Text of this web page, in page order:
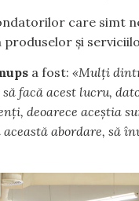
care simt
și
a fost: «Mulți
facă acest lucru,
deoarece aceștia
abordare, să